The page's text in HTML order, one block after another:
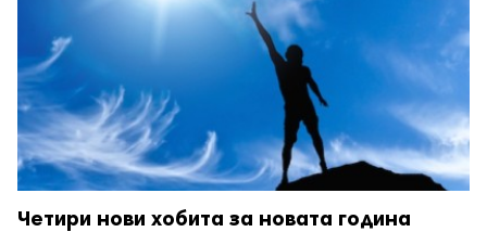
Четири нови хобита за новата година